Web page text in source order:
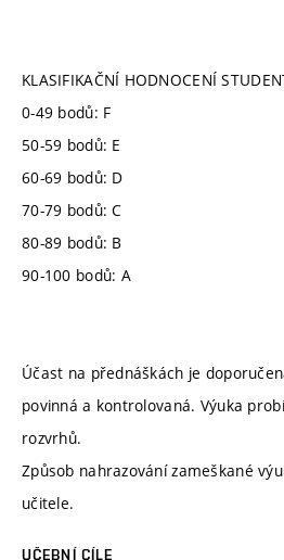
KLASIFIKAČNÍ HODNOCENÍ
0-49 bodů: F
50-59 bodů: E
60-69 bodů: D
70-79 bodů: C
80-89 bodů: B
90-100 bodů: A
Účast na přednáškách je
povinná a kontrolovaná. Výuka
rozvrhů.
Způsob nahrazování zameškané
učitele.
UČEBNÍ CÍLE